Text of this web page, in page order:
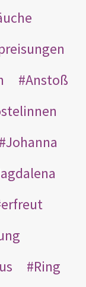
Anstoß
Johanna
erfreut
Ring